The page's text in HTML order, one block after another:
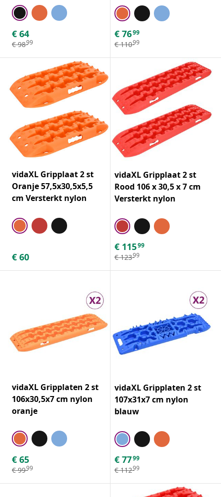
€ 64
€ 9899
€ 7699
€ 11099
vidaXL Gripplaat 2 st
Oranje 57,5x30,5x5,5
cm Versterkt nylon
€ 60
vidaXL Gripplaat 2 st
Rood 106 x 30,5 x 7 cm
Versterkt nylon
€ 11599
€ 12399
vidaXL Gripplaten 2 st
106x30,5x7 cm nylon
oranje
€ 65
€ 9999
vidaXL Gripplaten 2 st
107x31x7 cm nylon
blauw
€ 7799
€ 11299